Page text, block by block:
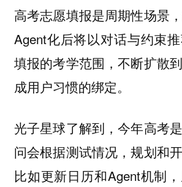
高考志愿填报是周期性场景
Agent化后将以对话与约束
填报的考学范围，不断扩散
成用户习惯的绑定。
光子星球了解到，今年高考
问会根据测试情况，规划和开
比如更新日历和Agent机制